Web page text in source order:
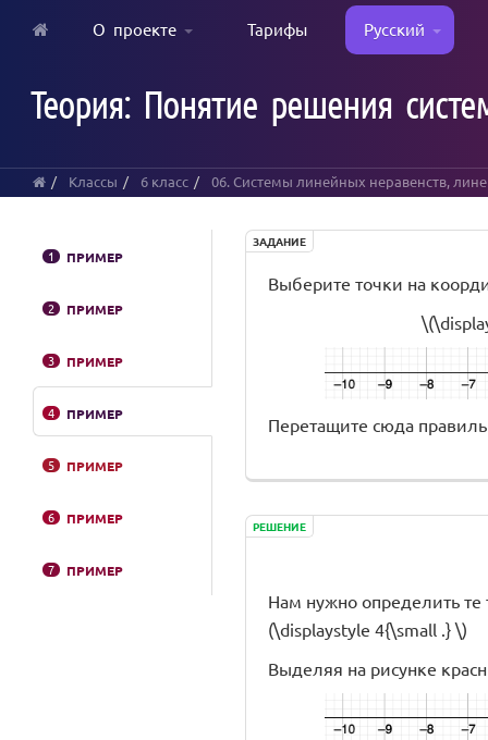
content
О проекте Тарифы Русский
Теория: Понятие решения
Классы 6 класс 06. Системы линейных неравенств,
1 ПРИМЕР
2 ПРИМЕР
3 ПРИМЕР
4 ПРИМЕР
5 ПРИМЕР
6 ПРИМЕР
7 ПРИМЕР
ЗАДАНИЕ
Выберите точки на
Перетащите сюда
РЕШЕНИЕ
Нам нужно определить
(\displaystyle 4{\small .} \)
Выделяя на рисунке